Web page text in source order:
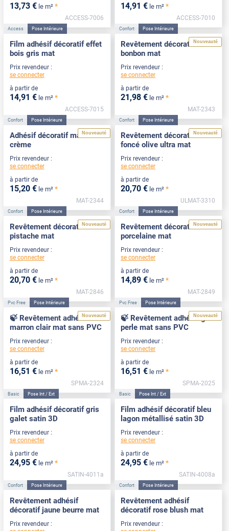
13,73 € le m² *
ACCESS-7006
14,91 € le m² *
ACCESS-7010
Access Pose Intérieure
Film adhésif décoratif effet
bois gris mat
Prix revendeur :
se connecter
à partir de
14,91 € le m² *
ACCESS-7015
Nouveauté
Confort Pose Intérieure
Revêtement décoratif rose
bonbon mat
Prix revendeur :
se connecter
à partir de
21,98 € le m² *
MAT-2343
Nouveauté
Confort Pose Intérieure
Adhésif décoratif mat blanc
crème
Prix revendeur :
se connecter
à partir de
15,20 € le m² *
MAT-2344
Nouveauté
Confort Pose Intérieure
Revêtement décoratif vert
foncé olive ultra mat
Prix revendeur :
se connecter
à partir de
20,70 € le m² *
ULMAT-3310
Nouveauté
Confort Pose Intérieure
Revêtement décoratif vert
pistache mat
Prix revendeur :
se connecter
à partir de
20,70 € le m² *
MAT-2846
Nouveauté
Confort Pose Intérieure
Revêtement décoratif
porcelaine mat
Prix revendeur :
se connecter
à partir de
14,89 € le m² *
MAT-2849
Nouveauté
Pvc Free Pose Intérieure
🍃 Revêtement adhésif
marron clair mat sans PVC
Prix revendeur :
se connecter
à partir de
16,51 € le m² *
SPMA-2324
Nouveauté
Pvc Free Pose Intérieure
🍃 Revêtement adhésif gris
perle mat sans PVC
Prix revendeur :
se connecter
à partir de
16,51 € le m² *
SPMA-2025
Basic Pose Int / Ext
Film adhésif décoratif gris
galet satin 3D
Prix revendeur :
se connecter
à partir de
24,95 € le m² *
SATIN-4011a
Basic Pose Int / Ext
Film adhésif décoratif bleu
lagon métallisé satin 3D
Prix revendeur :
se connecter
à partir de
24,95 € le m² *
SATIN-4008a
Confort Pose Intérieure
Revêtement adhésif
décoratif jaune beurre mat
Prix revendeur :
Confort Pose Intérieure
Revêtement adhésif
décoratif rose blush mat
Prix revendeur :